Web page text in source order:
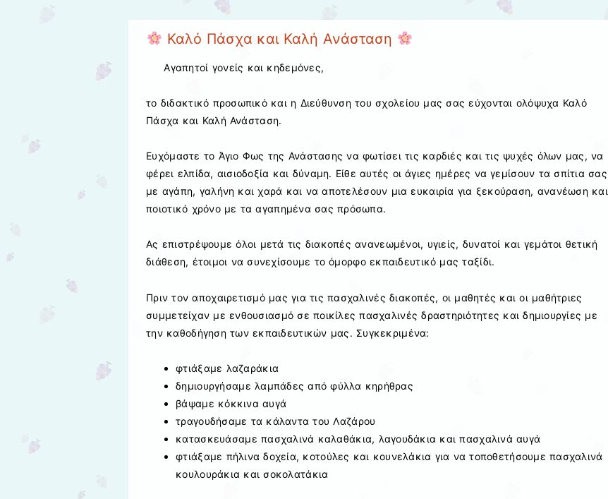
Καλό Πάσχα και Καλή Ανάσταση
Αγαπητοί γονείς και κηδεμόνες,
το διδακτικό προσωπικό και η Διεύθυνση του σχολείου μας σας εύχονται ολόψυχα Καλό
Πάσχα και Καλή Ανάσταση.
Ευχόμαστε το Άγιο Φως της Ανάστασης να φωτίσει τις καρδιές και τις ψυχές όλων μας, να
φέρει ελπίδα, αισιοδοξία και δύναμη. Είθε αυτές οι άγιες ημέρες να γεμίσουν τα σπίτια σας
με αγάπη, γαλήνη και χαρά και να αποτελέσουν μια ευκαιρία για ξεκούραση, ανανέωση και
ποιοτικό χρόνο με τα αγαπημένα σας πρόσωπα.
Ας επιστρέψουμε όλοι μετά τις διακοπές ανανεωμένοι, υγιείς, δυνατοί και γεμάτοι θετική
διάθεση, έτοιμοι να συνεχίσουμε το όμορφο εκπαιδευτικό μας ταξίδι.
Πριν τον αποχαιρετισμό μας για τις πασχαλινές διακοπές, οι μαθητές και οι μαθήτριες
συμμετείχαν με ενθουσιασμό σε ποικίλες πασχαλινές δραστηριότητες και δημιουργίες με
την καθοδήγηση των εκπαιδευτικών μας. Συγκεκριμένα:
φτιάξαμε λαζαράκια
δημιουργήσαμε λαμπάδες από φύλλα κηρήθρας
βάψαμε κόκκινα αυγά
τραγουδήσαμε τα κάλαντα του Λαζάρου
κατασκευάσαμε πασχαλινά καλαθάκια, λαγουδάκια και πασχαλινά αυγά
φτιάξαμε πήλινα δοχεία, κοτούλες και κουνελάκια για να τοποθετήσουμε πασχαλινά
κουλουράκια και σοκολατάκια